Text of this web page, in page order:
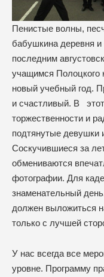
Пенистые волны,
бабушкина деревня и
последним
учащимся Полоцкого
новый учебный год.
и счастливый. В
торжественности и
подтянутые девушки
Соскучившиеся за
обмениваются
фотографии. Для
знаменательный
должен выложиться
только с лучшей
У нас всегда все
уровне. Программу